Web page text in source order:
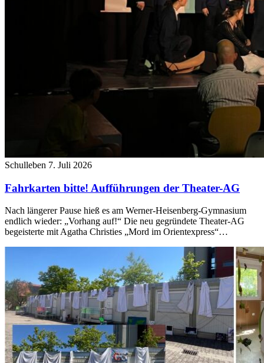
Schulleben 7. Juli 2026
Fahrkarten bitte! Aufführungen der Theater-AG
Nach längerer Pause hieß es am Werner-Heisenberg-Gymnasium
endlich wieder: „Vorhang auf!“ Die neu gegründete Theater-AG
begeisterte mit Agatha Christies „Mord im Orientexpress“…